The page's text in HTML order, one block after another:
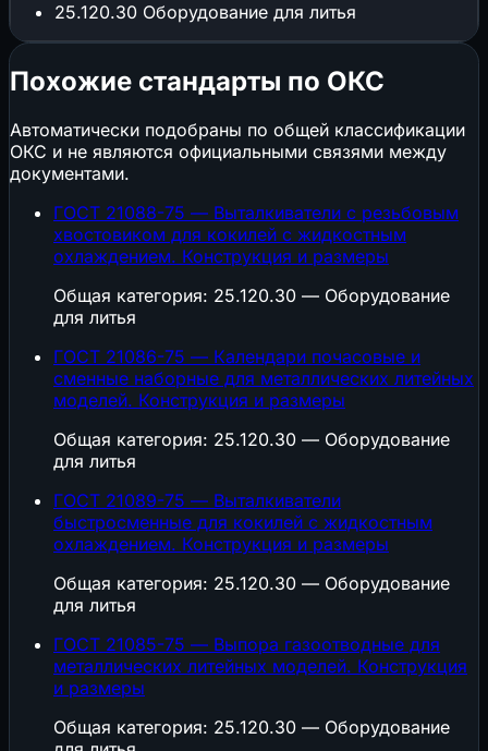
25.120.30 Оборудование для литья
Похожие стандарты по ОКС
Автоматически подобраны по общей классификации
ОКС и не являются официальными связями между
документами.
ГОСТ 21088-75 — Выталкиватели с резьбовым
хвостовиком для кокилей с жидкостным
охлаждением. Конструкция и размеры
Общая категория: 25.120.30 — Оборудование
для литья
ГОСТ 21086-75 — Календари почасовые и
сменные наборные для металлических литейных
моделей. Конструкция и размеры
Общая категория: 25.120.30 — Оборудование
для литья
ГОСТ 21089-75 — Выталкиватели
быстросменные для кокилей с жидкостным
охлаждением. Конструкция и размеры
Общая категория: 25.120.30 — Оборудование
для литья
ГОСТ 21085-75 — Выпора газоотводные для
металлических литейных моделей. Конструкция
и размеры
Общая категория: 25.120.30 — Оборудование